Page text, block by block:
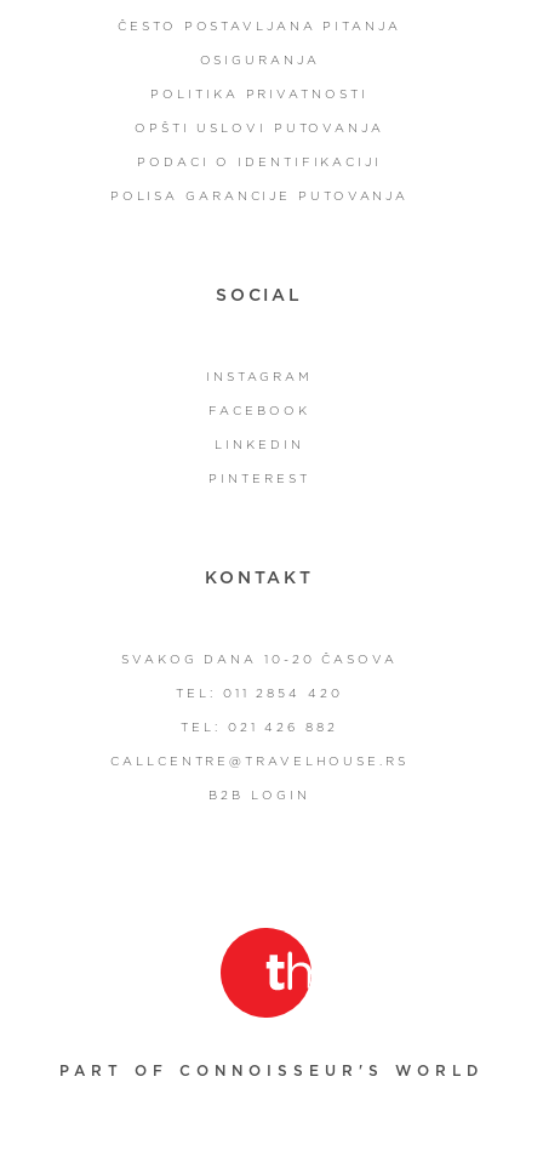
ČESTO POSTAVLJANA PITANJA
OSIGURANJA
POLITIKA PRIVATNOSTI
OPŠTI USLOVI PUTOVANJA
PODACI O IDENTIFIKACIJI
POLISA GARANCIJE PUTOVANJA
SOCIAL
INSTAGRAM
FACEBOOK
LINKEDIN
PINTEREST
KONTAKT
SVAKOG DANA 10-20 ČASOVA
TEL: 011 2854 420
TEL: 021 426 882
CALLCENTRE@TRAVELHOUSE.RS
B2B LOGIN
PART OF CONNOISSEUR'S WORLD